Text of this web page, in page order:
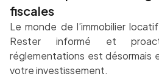
fiscales
Le monde de l’immobilier
Rester informé et
réglementations est désormais
votre investissement.